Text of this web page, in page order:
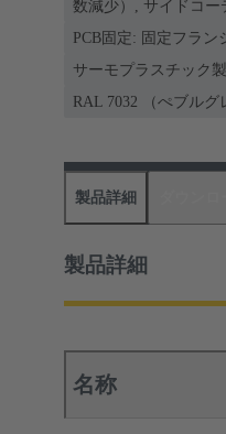
数減少）, サイドコー
PCB固定: 固定フラン
サーモプラスチック
RAL 7032 （ぺブルグ
製品詳細
製品詳細
名称